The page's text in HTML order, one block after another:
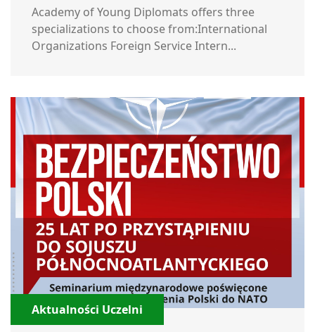
Academy of Young Diplomats offers three
specializations to choose from:International
Organizations Foreign Service Intern...
Aktualności Uczelni